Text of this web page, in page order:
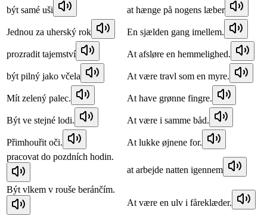
být samé uši at hænge på nogens læber
Jednou za uherský rok En sjælden gang imellem.
prozradit tajemství At afsløre en hemmelighed.
být pilný jako včela At være travl som en myre.
Mít zelený palec. At have grønne fingre.
Být ve stejné lodi. At være i samme båd.
Přimhouřit oči.
At lukke øjnene for.
pracovat do pozdních hodin.
at arbejde natten igennem
Být vlkem v rouše beránčím.
At være en ulv i fåreklæder.